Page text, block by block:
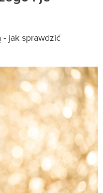
jak sprawdzić